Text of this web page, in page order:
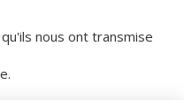
nous ont transmise